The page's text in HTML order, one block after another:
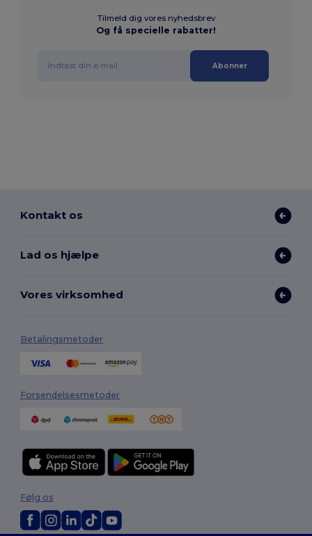
Tilmeld dig vores nyhedsbrev
Og få specielle rabatter!
Abonner
Kontakt os
Lad os hjælpe
Vores virksomhed
Betalingsmetoder
Forsendelsesmetoder
Følg os